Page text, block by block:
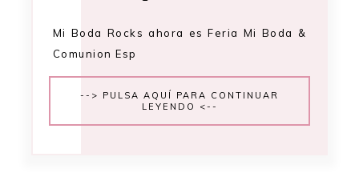
Mi Boda Rocks ahora es Feria Mi Boda &
Comunion Esp
--> PULSA AQUÍ PARA CONTINUAR
LEYENDO <--